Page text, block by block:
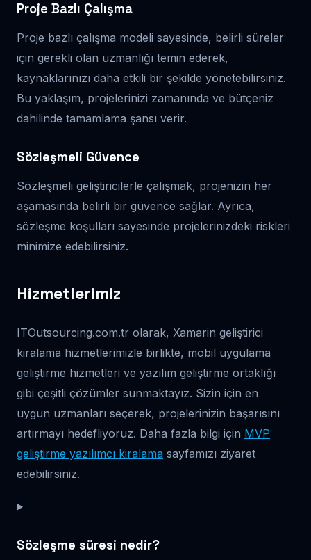
Proje Bazlı Çalışma
Proje bazlı çalışma modeli sayesinde, belirli süreler
için gerekli olan uzmanlığı temin ederek,
kaynaklarınızı daha etkili bir şekilde yönetebilirsiniz.
Bu yaklaşım, projelerinizi zamanında ve bütçeniz
dahilinde tamamlama şansı verir.
Sözleşmeli Güvence
Sözleşmeli geliştiricilerle çalışmak, projenizin her
aşamasında belirli bir güvence sağlar. Ayrıca,
sözleşme koşulları sayesinde projelerinizdeki riskleri
minimize edebilirsiniz.
Hizmetlerimiz
ITOutsourcing.com.tr olarak, Xamarin geliştirici
kiralama hizmetlerimizle birlikte, mobil uygulama
geliştirme hizmetleri ve yazılım geliştirme ortaklığı
gibi çeşitli çözümler sunmaktayız. Sizin için en
uygun uzmanları seçerek, projelerinizin başarısını
artırmayı hedefliyoruz. Daha fazla bilgi için MVP
geliştirme yazılımcı kiralama sayfamızı ziyaret
edebilirsiniz.
Sözleşme süresi nedir?